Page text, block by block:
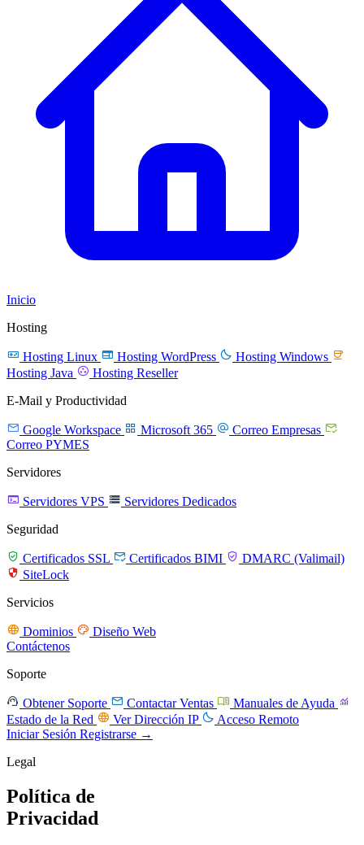
Inicio
Hosting
 Hosting Linux  Hosting WordPress  Hosting Windows 
Hosting Java  Hosting Reseller
E-Mail y Productividad
 Google Workspace  Microsoft 365  Correo Empresas 
Correo PYMES
Servidores
 Servidores VPS  Servidores Dedicados
Seguridad
 Certificados SSL  Certificados BIMI  DMARC (Valimail)
 SiteLock
Servicios
 Dominios  Diseño Web
Contáctenos
Soporte
 Obtener Soporte  Contactar Ventas  Manuales de Ayuda 
Estado de la Red  Ver Dirección IP  Acceso Remoto
Iniciar Sesión Registrarse →
Legal
Política de
Privacidad